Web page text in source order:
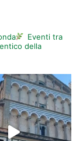
Eventi tra
della